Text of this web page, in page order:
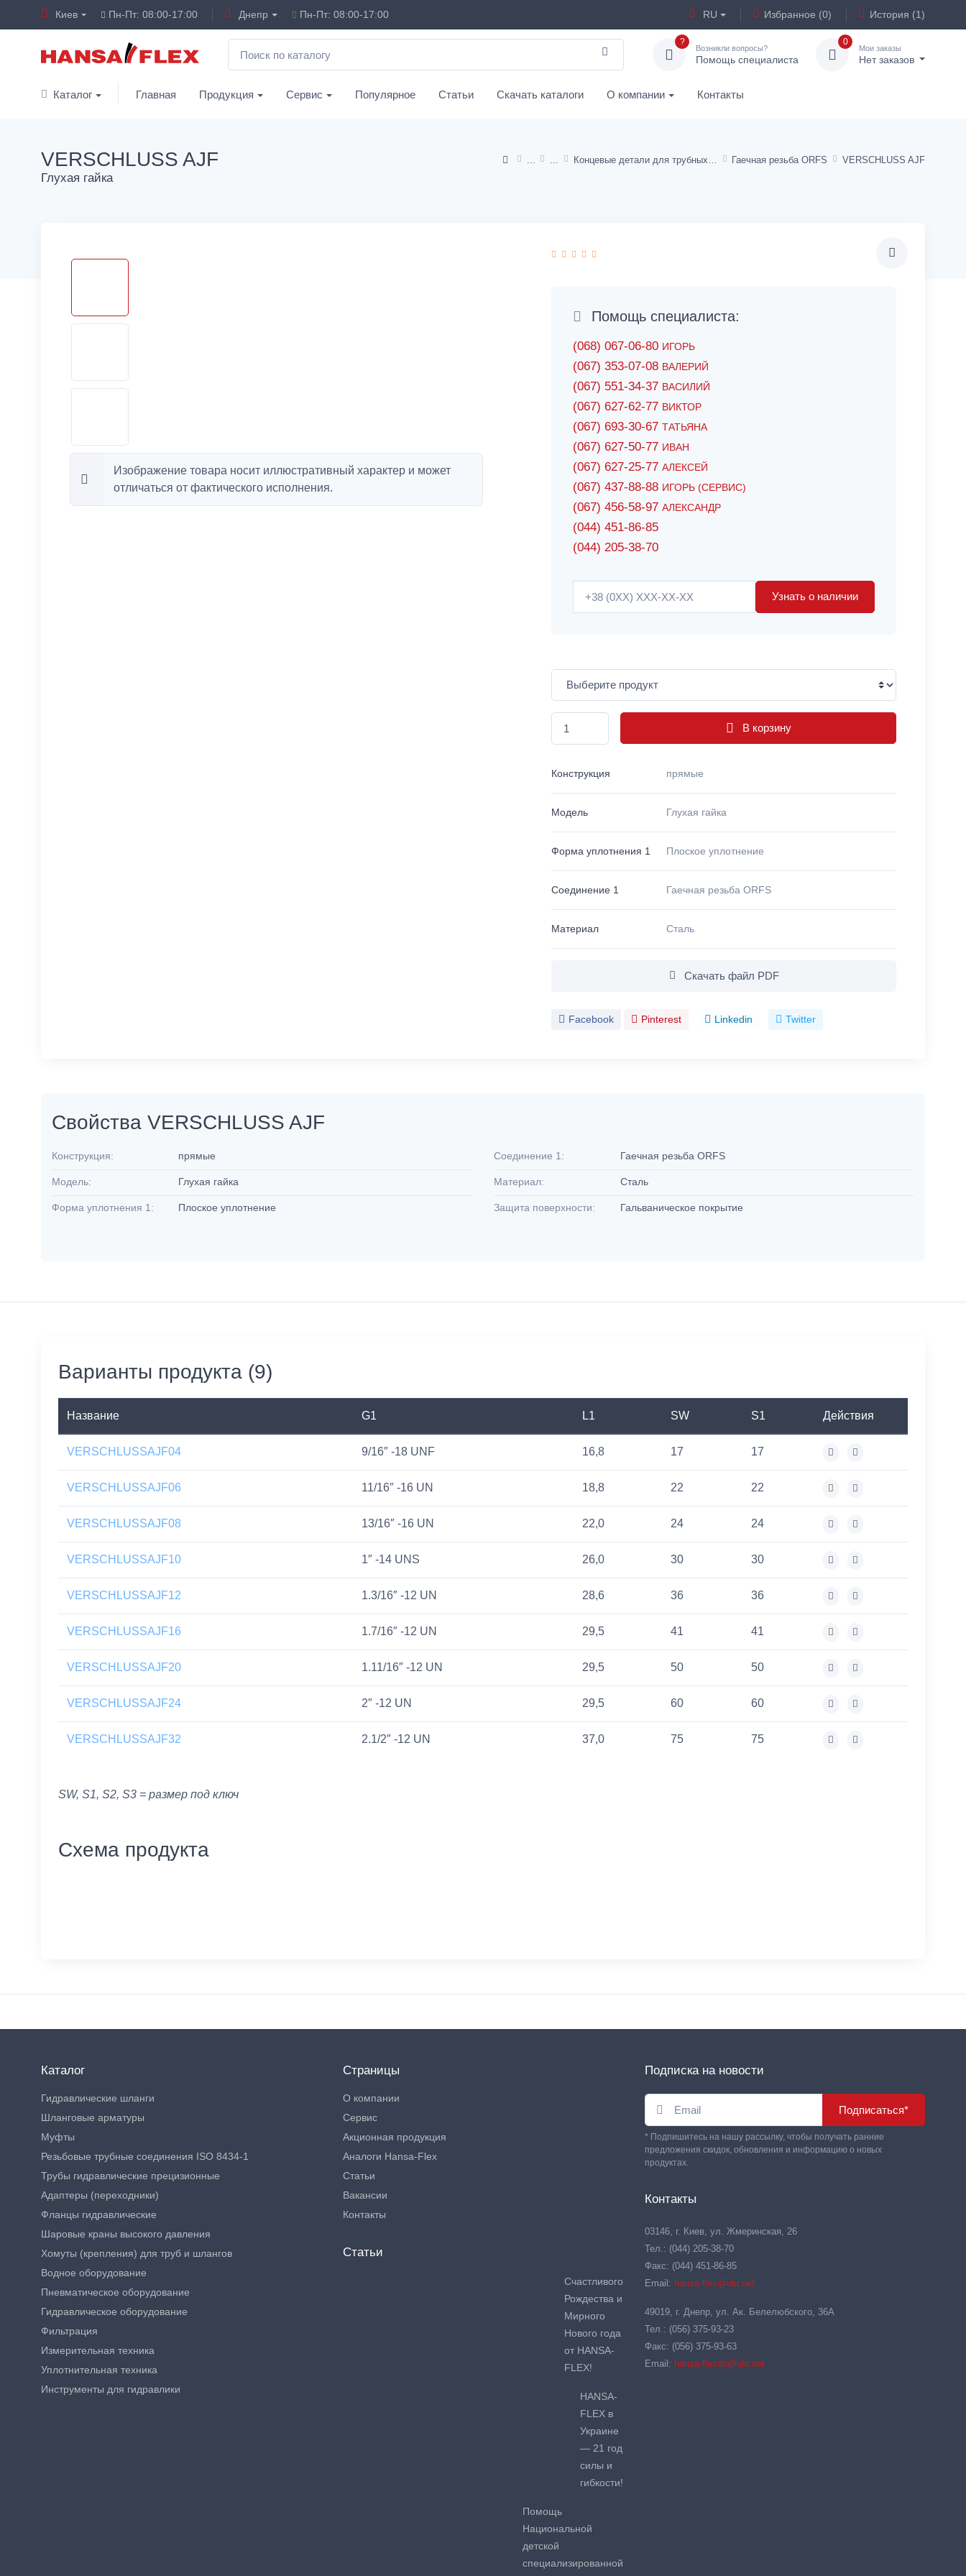
Киев Пн-Пт: 08:00-17:00 Днепр Пн-Пт: 08:00-17:00 RU Избранное (0) История (1)
?
Возникли вопросы?
Помощь специалиста
0
Мои заказы
Нет заказов
Каталог Главная Продукция Сервис Популярное Статьи Скачать каталоги О компании Контакты
Концевые детали для трубных переходников Гаечная резьба ORFS VERSCHLUSS AJF
VERSCHLUSS AJF
Глухая гайка
Изображение товара носит иллюстративный характер и может
отличаться от фактического исполнения.
Помощь специалиста:
(068) 067-06-80 ИГОРЬ
(067) 353-07-08 ВАЛЕРИЙ
(067) 551-34-37 ВАСИЛИЙ
(067) 627-62-77 ВИКТОР
(067) 693-30-67 ТАТЬЯНА
(067) 627-50-77 ИВАН
(067) 627-25-77 АЛЕКСЕЙ
(067) 437-88-88 ИГОРЬ (СЕРВИС)
(067) 456-58-97 АЛЕКСАНДР
(044) 451-86-85
(044) 205-38-70
Узнать о наличии
В корзину
Конструкция прямые
Модель Глухая гайка
Форма уплотнения 1 Плоское уплотнение
Соединение 1 Гаечная резьба ORFS
Материал Сталь
Скачать файл PDF
Facebook Pinterest Linkedin Twitter
Свойства VERSCHLUSS AJF
Конструкция: прямые
Модель: Глухая гайка
Форма уплотнения 1: Плоское уплотнение
Соединение 1: Гаечная резьба ORFS
Материал: Сталь
Защита поверхности: Гальваническое покрытие
Варианты продукта (9)
Название G1 L1 SW S1 Действия
VERSCHLUSSAJF04 9/16″ -18 UNF 16,8 17 17
VERSCHLUSSAJF06 11/16″ -16 UN 18,8 22 22
VERSCHLUSSAJF08 13/16″ -16 UN 22,0 24 24
VERSCHLUSSAJF10 1″ -14 UNS 26,0 30 30
VERSCHLUSSAJF12 1.3/16″ -12 UN 28,6 36 36
VERSCHLUSSAJF16 1.7/16″ -12 UN 29,5 41 41
VERSCHLUSSAJF20 1.11/16″ -12 UN 29,5 50 50
VERSCHLUSSAJF24 2″ -12 UN 29,5 60 60
VERSCHLUSSAJF32 2.1/2″ -12 UN 37,0 75 75
SW, S1, S2, S3 = размер под ключ
Схема продукта
Каталог
Гидравлические шланги
Шланговые арматуры
Муфты
Резьбовые трубные соединения ISO 8434-1
Трубы гидравлические прецизионные
Адаптеры (переходники)
Фланцы гидравлические
Шаровые краны высокого давления
Хомуты (крепления) для труб и шлангов
Водное оборудование
Пневматическое оборудование
Гидравлическое оборудование
Фильтрация
Измерительная техника
Уплотнительная техника
Инструменты для гидравлики
Страницы
О компании
Сервис
Акционная продукция
Аналоги Hansa-Flex
Статьи
Вакансии
Контакты
Статьи
Счастливого
Рождества и
Мирного
Нового года
от HANSA-
FLEX!
HANSA-
FLEX в
Украине
— 21 год
силы и
гибкости!
Помощь
Национальной
детской
специализированной
Подписка на новости
Подписаться*
* Подпишитесь на нашу рассылку, чтобы получать ранние
предложения скидок, обновления и информацию о новых
продуктах.
Контакты
03146, г. Киев, ул. Жмеринская, 26
Тел.: (044) 205-38-70
Факс: (044) 451-86-85
Email: hansa-flex@ukr.net
49019, г. Днепр, ул. Ак. Белелюбского, 36А
Тел.: (056) 375-93-23
Факс: (056) 375-93-63
Email: hansa-flexdn@ukr.net